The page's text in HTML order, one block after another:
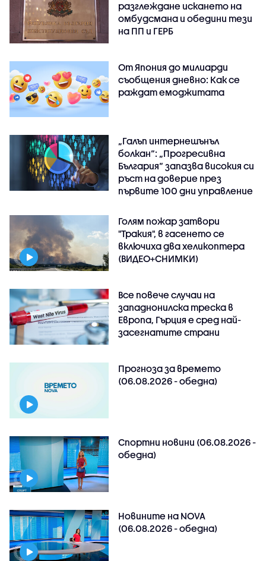
разглеждане искането на
омбудсмана и обедини тези
на ПП и ГЕРБ
От Япония до милиарди
съобщения дневно: Как се
раждат емоджитата
„Галъп интернешънъл
болкан“: „Прогресивна
България“ запазва високия си
ръст на доверие през
първите 100 дни управление
Голям пожар затвори
"Тракия", в гасенето се
включиха два хеликоптера
(ВИДЕО+СНИМКИ)
Все повече случаи на
западнонилска треска в
Европа, Гърция е сред най-
засегнатите страни
Прогноза за времето
(06.08.2026 - обедна)
Спортни новини (06.08.2026 -
обедна)
Новините на NOVA
(06.08.2026 - обедна)